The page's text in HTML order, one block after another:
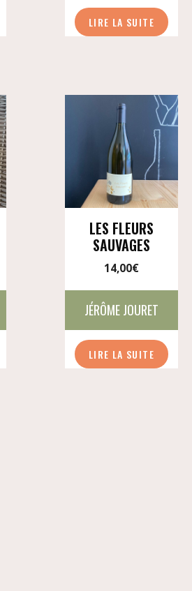
LIRE LA SUITE
LES FLEURS
SAUVAGES
14,00€
JÉRÔME JOURET
LIRE LA SUITE